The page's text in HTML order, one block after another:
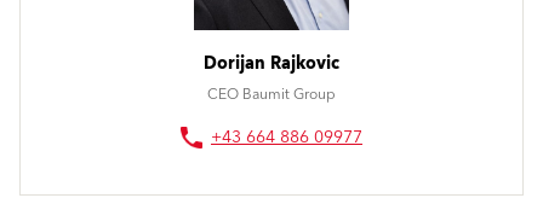
Dorijan Rajkovic
CEO Baumit Group
+43 664 886 09977